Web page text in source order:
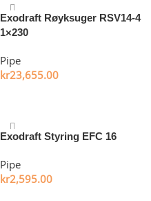
Exodraft Røyksuger RSV14-4
1×230
Pipe
kr23,655.00
Exodraft Styring EFC 16
Pipe
kr2,595.00